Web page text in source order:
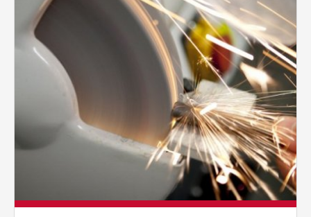
Cookies, které aplikace nedokáže zařadit.
Naším cílem je, aby tato kategorie
zůstala prázdná a všechny cookies byly
přiřazeny do některé z kategorií
uvedených výše.